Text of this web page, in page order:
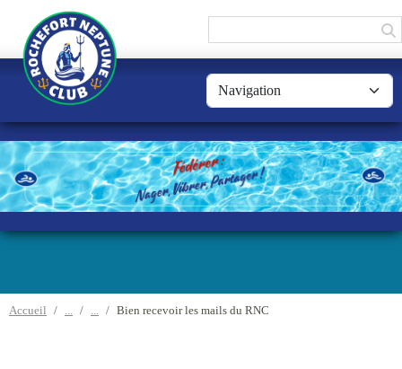
Accueil Bien recevoir les mails du RNC
Panneau de gestion des cookies